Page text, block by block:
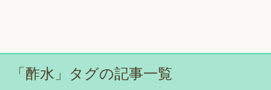
「酢水」タグの記事一覧